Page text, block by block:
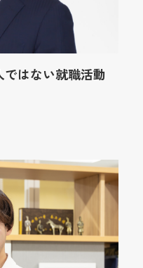
ではない就職活動